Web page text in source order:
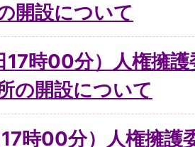
開設について
17時00分）人権擁
の開設について
17時00分）人権擁護